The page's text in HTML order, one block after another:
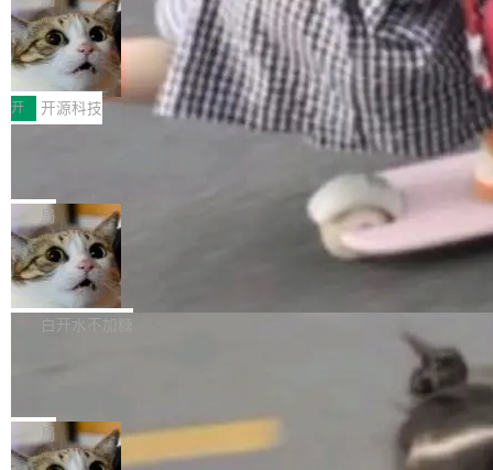
哪些组合有效，作者说，你得靠"文档、校验、或
者部落知识"。 换个写法。Rust 的 enum，两个
变体：Switchable...
有科技公司做的一样。只不过，实际上它不一
样。这是 Sandstorm.io 的重制版，我十年前的
那个创业公司。不同的是，这次它构建在 Cloudf
lare Workers 上——我花了九年时间搭建的平台
——并且深度集成了 AI。这基本上是我十年秘密
Workers 和 Durable Objects 的守护进程。 设
计思路很直接：每个对象是一个独立的 SQLite
数据库，按名称寻址，复制到你自己的 S3 兼容
存储库里。节点之间只通过这个存储库协调——
没有控制平面，没有共识协议。每个对象自带一
个小型数据库，应用天然按分片构建，单个数据
库的竞争和爆炸半径问题在设计层面就被消除
了。 闲置的 cell 会休眠到几乎不占资源。当 cel
l 迁移或唤醒时，新宿主从 S3 恢复 SQLite 数据
库继续执行。存储库是持久化的唯一真相...
鲁大师7月新机性能/流畅/AI榜：vivo夺
性能、流畅双第一，三星Galaxy Z系列
新折叠缺席
2026年7月的手机市场，由于存储等硬件成本暴
增，手机厂商的日子也不好过啊，新机速度明显
放缓，因此硝烟味淡了许多。新机参数规格除开
高价的三星折叠（三星Galaxy Z Fold8 Ultra / Z
Fold8 / Z Flip8）外，其余要么是中低端机器，
例如iQOO Z11i、REDMI Note 17、REDMI No
te 17 Pro、OPPO K15，要么是vivo X300 E这
样的次旗舰。 Galaxy Z Fold8 Ultra / Z Fold8 /
Z Flip8三款折叠屏新机均在7月22日发布，且全
部搭载骁龙8 Elite Gen5 for Galaxy，它们本该
开 开源科技
Zed 编辑器团队发布了新项目——DeltaDB，一
个在 git commit 之间记录每一次编辑操作的版
本控制系统。目前处于 Early Access 阶段。 De
ltaDB 的核心思路直接写在 landing page 最显
眼的位置：「Software is made between com
mits」——软件是在 commit 之间写出来的。git
是把这段空隙补上。 回退到任何一次编辑：Delt
aDB 捕获 commit 之间的每一次操作，...
局
SpaceXAI 单季资本开支达 183 亿美元
根据风险投资人Tomer Tunguz 博客（VC 分
析）披露的最新分析与第二季度业绩报告，Spac
微软同期总资本开支的四成。 与亚马逊、Alpha
bet、微软以及 Meta 等传统科技巨头相比，Spa
白开水不加糖
一个在终端里运行的编程 agent；Muse Spark
1.2，驱动这个 agent 的新模型。一句话概括：
局